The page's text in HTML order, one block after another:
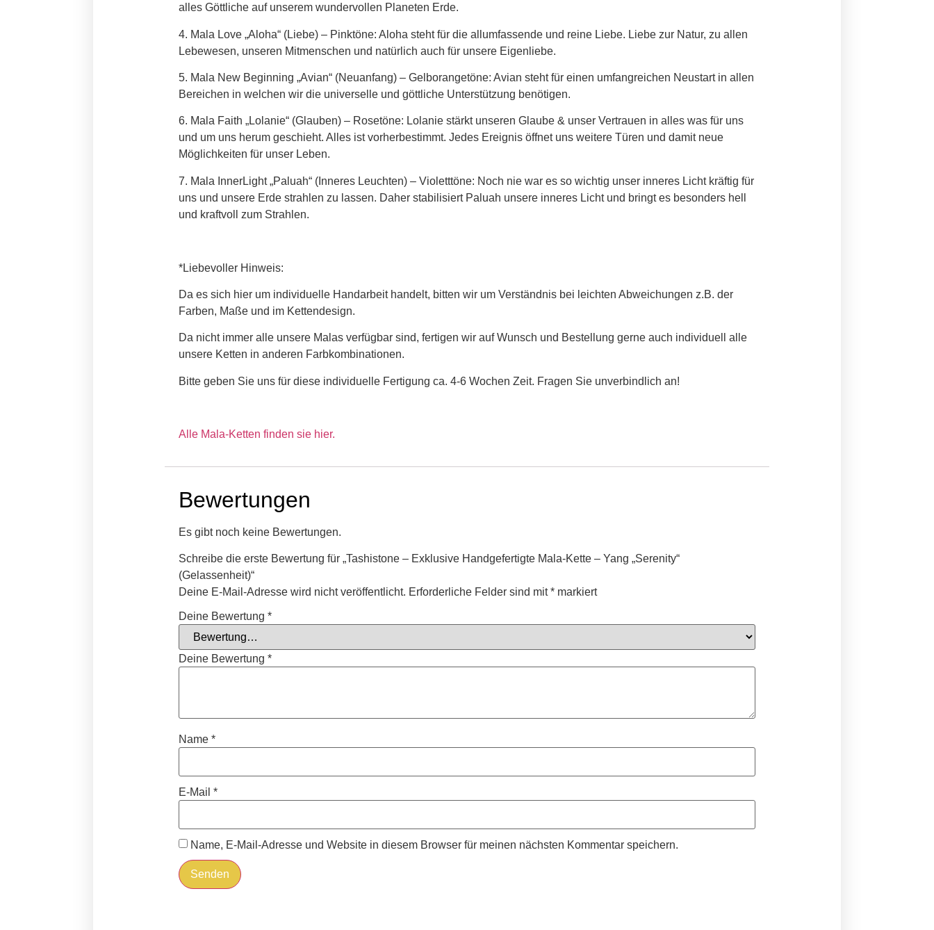
alles Göttliche auf unserem wundervollen Planeten Erde.
4. Mala Love „Aloha“ (Liebe) – Pinktöne: Aloha steht für die allumfassende und reine Liebe. Liebe zur Natur, zu allen
Lebewesen, unseren Mitmenschen und natürlich auch für unsere Eigenliebe.
5. Mala New Beginning „Avian“ (Neuanfang) – Gelborangetöne: Avian steht für einen umfangreichen Neustart in allen
Bereichen in welchen wir die universelle und göttliche Unterstützung benötigen.
6. Mala Faith „Lolanie“ (Glauben) – Rosetöne: Lolanie stärkt unseren Glaube & unser Vertrauen in alles was für uns
und um uns herum geschieht. Alles ist vorherbestimmt. Jedes Ereignis öffnet uns weitere Türen und damit neue
Möglichkeiten für unser Leben.
7. Mala InnerLight „Paluah“ (Inneres Leuchten) – Violetttöne: Noch nie war es so wichtig unser inneres Licht kräftig für
uns und unsere Erde strahlen zu lassen. Daher stabilisiert Paluah unsere inneres Licht und bringt es besonders hell
und kraftvoll zum Strahlen.
*Liebevoller Hinweis:
Da es sich hier um individuelle Handarbeit handelt, bitten wir um Verständnis bei leichten Abweichungen z.B. der
Farben, Maße und im Kettendesign.
Da nicht immer alle unsere Malas verfügbar sind, fertigen wir auf Wunsch und Bestellung gerne auch individuell alle
unsere Ketten in anderen Farbkombinationen.
Bitte geben Sie uns für diese individuelle Fertigung ca. 4-6 Wochen Zeit. Fragen Sie unverbindlich an!
Alle Mala-Ketten finden sie hier.
Bewertungen
Es gibt noch keine Bewertungen.
Schreibe die erste Bewertung für „Tashistone – Exklusive Handgefertigte Mala-Kette – Yang „Serenity“
(Gelassenheit)“
Deine E-Mail-Adresse wird nicht veröffentlicht. Erforderliche Felder sind mit* markiert
Deine Bewertung*
Deine Bewertung*
Name*
E-Mail*
Name, E-Mail-Adresse und Website in diesem Browser für meinen nächsten Kommentar speichern.